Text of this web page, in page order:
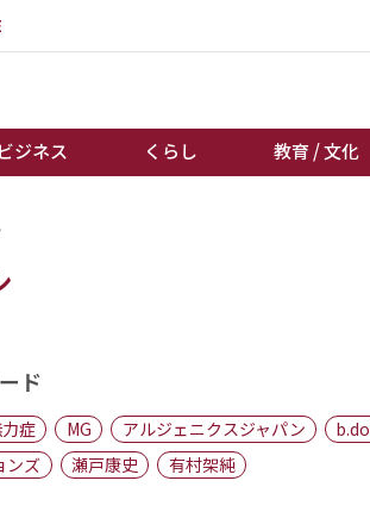
ジネス くらし 教育 / 文化
ージ
地域
ド
症 MG アルジェニクスジャパン
ンズ
瀬戸康史
有村架純